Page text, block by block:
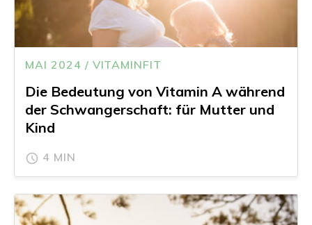
MAI 2024 / VITAMINFIT
Die Bedeutung von Vitamin A während
der Schwangerschaft: für Mutter und
Kind
4 MIN